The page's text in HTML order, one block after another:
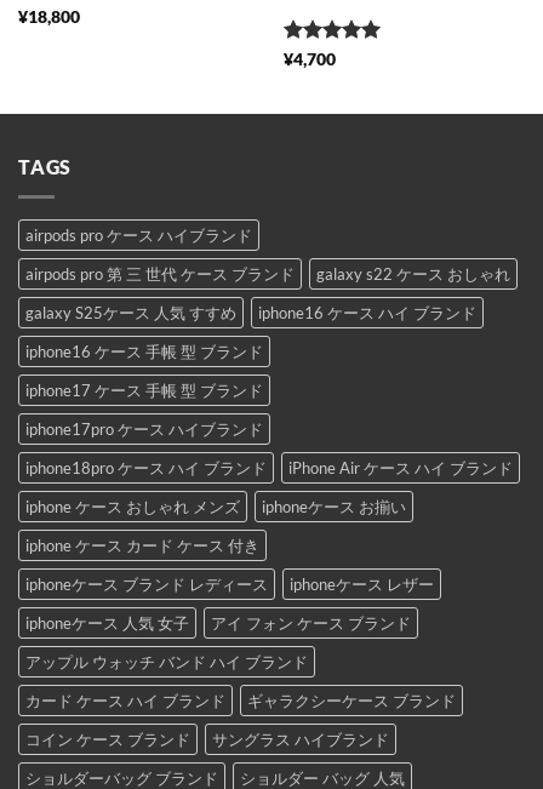
¥18,800
5段階中
¥4,700
TAGS
airpods pro ケース ハイブランド
airpods pro 第 三 世代 ケース ブランド
galaxy s22 ケース おしゃれ
galaxy S25ケース 人気 すすめ
iphone16 ケース ハイ ブランド
iphone16 ケース 手帳 型 ブランド
iphone17 ケース 手帳 型 ブランド
iphone17pro ケース ハイブランド
iphone18pro ケース ハイ ブランド
iPhone Air ケース ハイ ブランド
iphone ケース おしゃれ メンズ
iphoneケース お揃い
iphone ケース カード ケース 付き
iphoneケース ブランド レディース
iphoneケース レザー
iphoneケース 人気 女子
アイ フォン ケース ブランド
アップル ウォッチ バンド ハイ ブランド
カード ケース ハイ ブランド
ギャラクシーケース ブランド
コイン ケース ブランド
サングラス ハイブランド
ショルダーバッグ ブランド
ショルダー バッグ 人気